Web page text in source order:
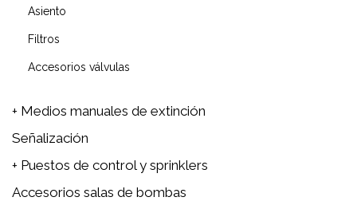
Asiento
Filtros
Accesorios válvulas
+ Medios manuales de extinción
Señalización
+ Puestos de control y sprinklers
Accesorios salas de bombas